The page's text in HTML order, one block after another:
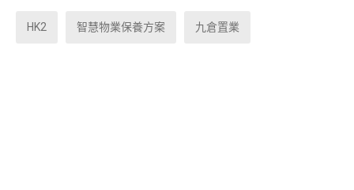
HK2 智慧物業保養方案 九倉置業